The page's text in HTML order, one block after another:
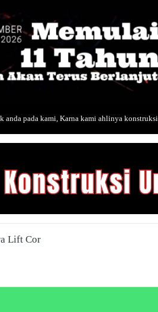
anda pada kami, Karna kami ahlinya konstruksi.
Lift Cor